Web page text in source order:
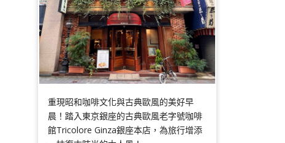
重現昭和咖啡文化與古典歐風的美好早
晨！踏入東京銀座的古典歐風老字號咖啡
館Tricolore Ginza銀座本店，為旅行增添